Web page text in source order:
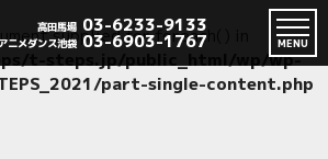
高田馬場 03-6233-9133
アニメダンス池袋 03-6903-1767 MENU
supplied for foreach() in
t-steps.jp/public_html/wp/wp-
part-single-content.php